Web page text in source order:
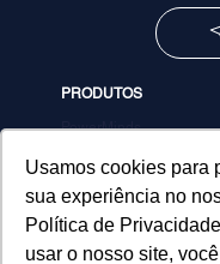
Usamos cookies para
sua experiência no
Política de
usar o nosso site,
PRODUTOS
PowerMinds
Estúdio de Conteúdos
MicroPower Classes
Consultoria